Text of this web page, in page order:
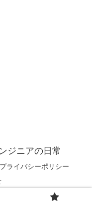
ジニアの日常
プライバシーポリシー
ンジニアの日常.